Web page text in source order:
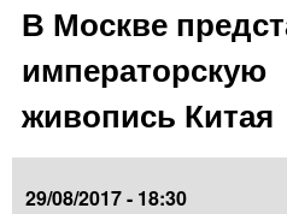
В Москве
императорскую
живопись Китая
29/08/2017 - 18:30